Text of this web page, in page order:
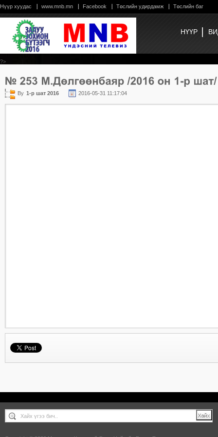
Нүүр хуудас www.mnb.mn Facebook Төслийн удирдамж Төслийн баг
НҮҮР
?>
By 1-р шат 2016 2016-05-31 11:17:04